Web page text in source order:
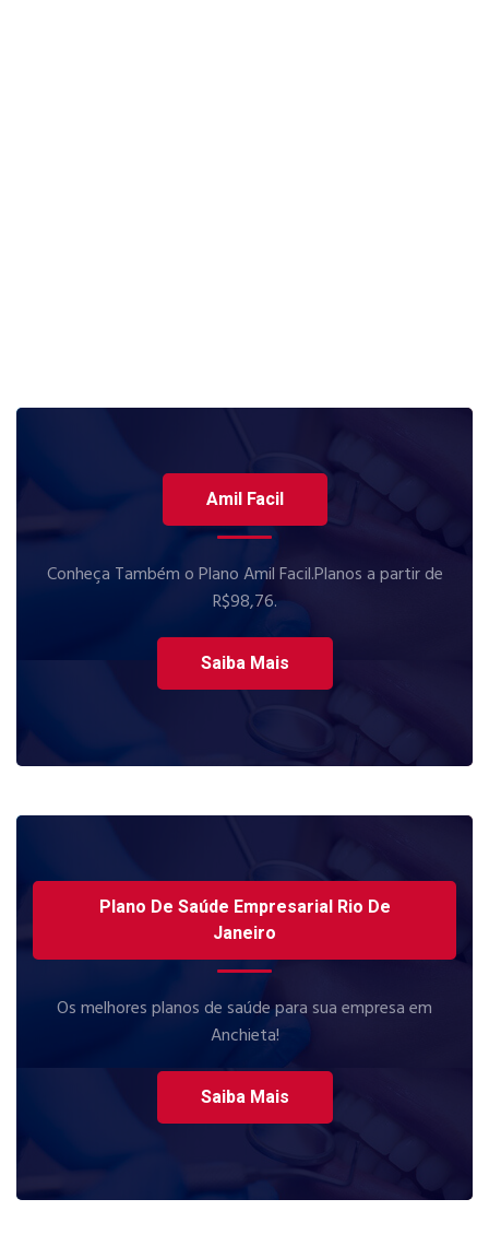
Amil Facil
Conheça Também o Plano Amil Facil.Planos a partir de
R$98,76.
Saiba Mais
Plano De Saúde Empresarial Rio De
Janeiro
Os melhores planos de saúde para sua empresa em
Anchieta!
Saiba Mais